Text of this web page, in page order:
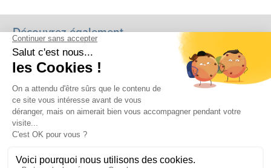
Découvrez également...